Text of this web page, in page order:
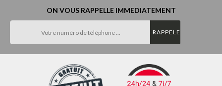
ON VOUS RAPPELLE IMMEDIATEMENT